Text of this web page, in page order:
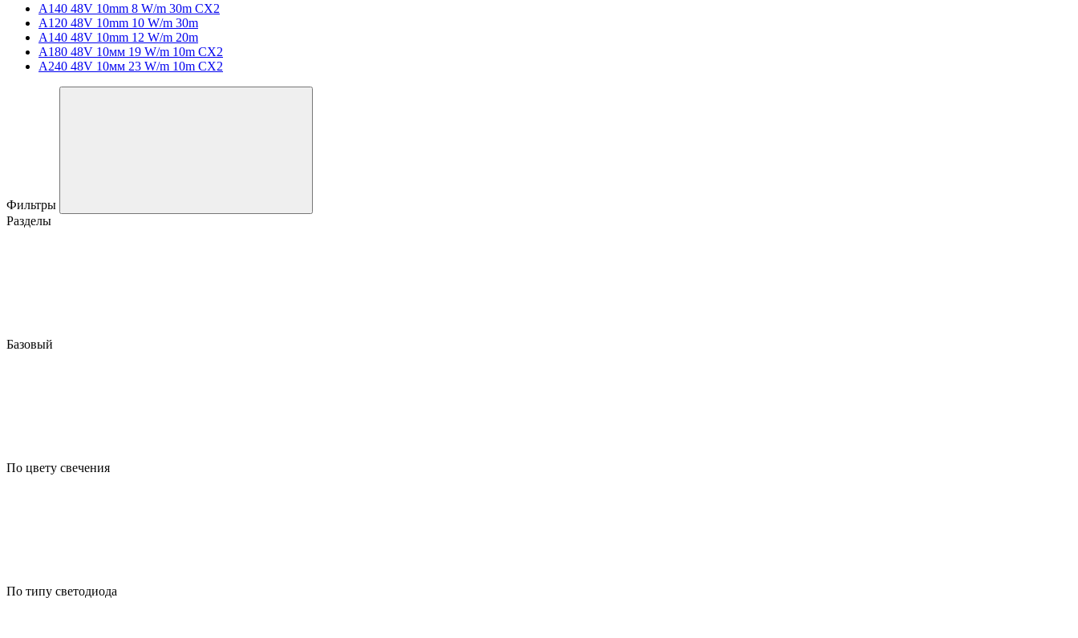
A140 48V 10mm 8 W/m 30m CX2
A120 48V 10mm 10 W/m 30m
A140 48V 10mm 12 W/m 20m
A180 48V 10мм 19 W/m 10m CX2
A240 48V 10мм 23 W/m 10m CX2
Фильтры
Разделы
Базовый
По цвету свечения
По типу светодиода